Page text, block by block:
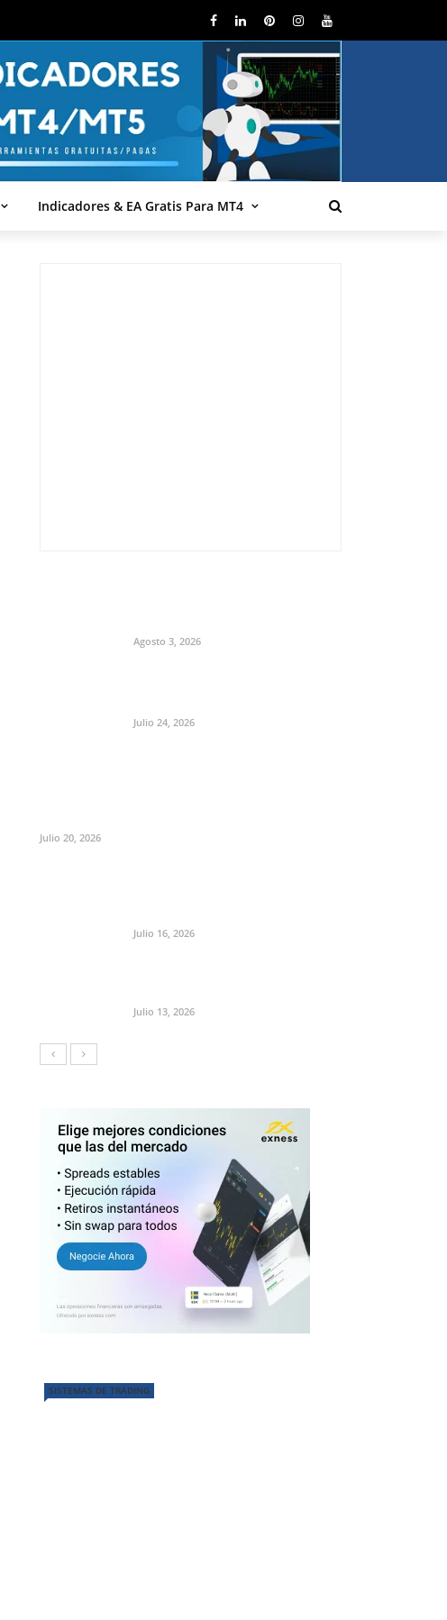
Indicadores & EA Gratis Para MT4
Agosto 3, 2026
Julio 24, 2026
Julio 20, 2026
Julio 16, 2026
Julio 13, 2026
SISTEMAS DE TRADING